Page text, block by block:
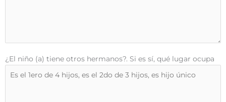
¿El niño (a) tiene otros hermanos?. Si es sí, qué lugar ocupa